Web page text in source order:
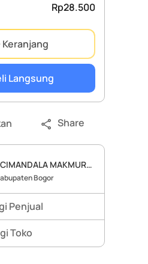
Rp28.500
Keranjang
Langsung
Share
MAKMUR
Bogor
Penjual
Toko